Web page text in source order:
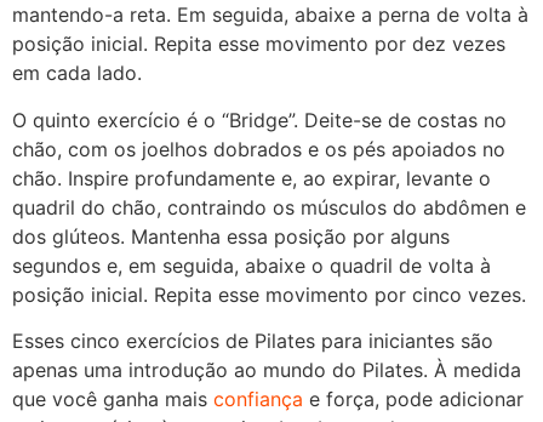
mantendo-a reta. Em seguida, abaixe a perna de volta à
posição inicial. Repita esse movimento por dez vezes
em cada lado.
O quinto exercício é o “Bridge”. Deite-se de costas no
chão, com os joelhos dobrados e os pés apoiados no
chão. Inspire profundamente e, ao expirar, levante o
quadril do chão, contraindo os músculos do abdômen e
dos glúteos. Mantenha essa posição por alguns
segundos e, em seguida, abaixe o quadril de volta à
posição inicial. Repita esse movimento por cinco vezes.
Esses cinco exercícios de Pilates para iniciantes são
apenas uma introdução ao mundo do Pilates. À medida
que você ganha mais confiança e força, pode adicionar